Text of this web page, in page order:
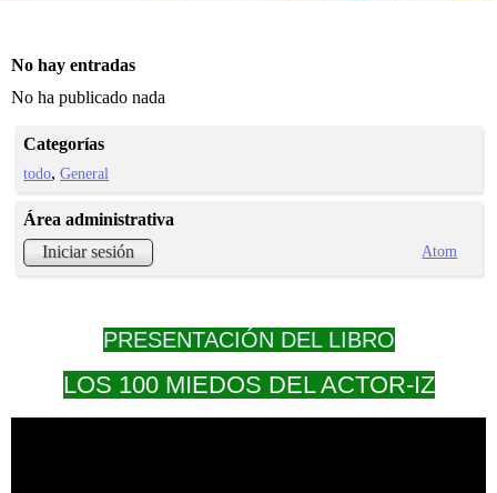
No hay entradas
No ha publicado nada
Categorías
todo General
Área administrativa
Iniciar sesión
Atom
PRESENTACIÓN DEL LIBRO
LOS 100 MIEDOS DEL ACTOR-IZ